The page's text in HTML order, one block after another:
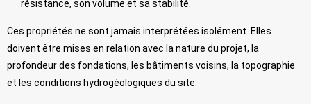
résistance, son volume et sa stabilité.
Ces propriétés ne sont jamais interprétées isolément. Elles
doivent être mises en relation avec la nature du projet, la
profondeur des fondations, les bâtiments voisins, la topographie
et les conditions hydrogéologiques du site.